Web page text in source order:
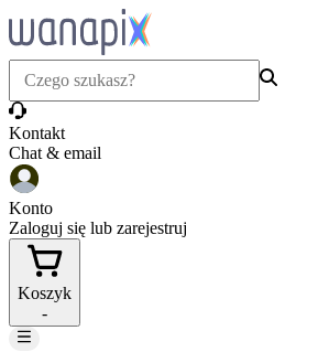
Kontakt
Chat & email
Konto
Zaloguj się lub zarejestruj
Koszyk
-